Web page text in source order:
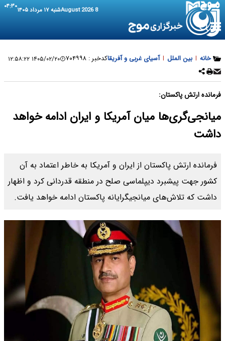
8 August 2026 شنبه ۱۷ مرداد ۱۴۰۵ ۰۴:۳۰
خانه | بین الملل | آسیای غربی و آفریقاکدخبر : ۷۰۴۹۹۸ ۱۴۰۵/۰۲/۲۰ ۱۲:۵۸:۲۲
فرمانده ارتش پاکستان:
میانجی‌گری‌ها میان آمریکا و ایران ادامه خواهد
داشت
فرمانده ارتش پاکستان از ایران و آمریکا به خاطر اعتماد به آن
کشور جهت پیشبرد دیپلماسی صلح در منطقه قدردانی کرد و اظهار
داشت که تلاش‌های میانجیگرایانه پاکستان ادامه خواهد یافت.